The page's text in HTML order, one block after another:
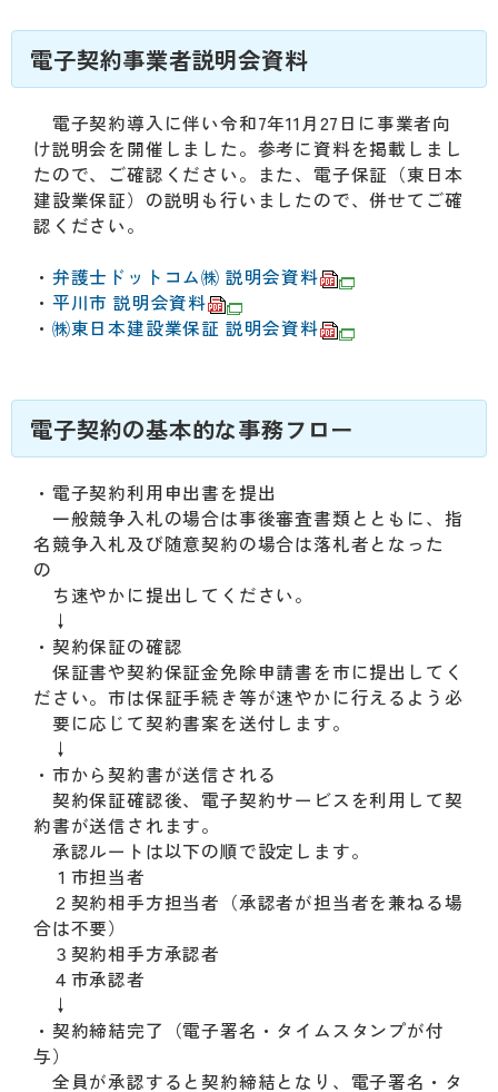
電子契約事業者説明会資料
電子契約導入に伴い令和7年11月27日に事業者向
け説明会を開催しました。参考に資料を掲載しまし
たので、ご確認ください。また、電子保証（東日本
建設業保証）の説明も行いましたので、併せてご確
認ください。
・ 弁護士ドットコム㈱ 説明会資料
・ 平川市 説明会資料
・ ㈱東日本建設業保証 説明会資料
電子契約の基本的な事務フロー
・電子契約利用申出書を提出
一般競争入札の場合は事後審査書類とともに、指
名競争入札及び随意契約の場合は落札者となった
の
ち速やかに提出してください。
↓
・契約保証の確認
保証書や契約保証金免除申請書を市に提出してく
ださい。市は保証手続き等が速やかに行えるよう必
要に応じて契約書案を送付します。
↓
・市から契約書が送信される
契約保証確認後、電子契約サービスを利用して契
約書が送信されます。
承認ルートは以下の順で設定します。
１市担当者
２契約相手方担当者（承認者が担当者を兼ねる場
合は不要）
３契約相手方承認者
４市承認者
↓
・契約締結完了（電子署名・タイムスタンプが付
与）
全員が承認すると契約締結となり、電子署名・タ